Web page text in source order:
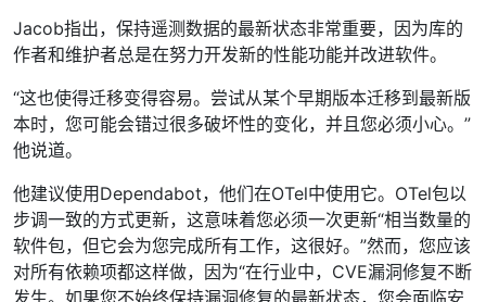
Jacob指出，保持遥测数据的最新状态非常重要，因为库的
作者和维护者总是在努力开发新的性能功能并改进软件。
“这也使得迁移变得容易。尝试从某个早期版本迁移到最新版
本时，您可能会错过很多破坏性的变化，并且您必须小心。”
他说道。
他建议使用Dependabot，他们在OTel中使用它。OTel包以
步调一致的方式更新，这意味着您必须一次更新“相当数量的
软件包，但它会为您完成所有工作，这很好。”然而，您应该
对所有依赖项都这样做，因为“在行业中，CVE漏洞修复不断
发生。如果您不始终保持漏洞修复的最新状态，您会面临安